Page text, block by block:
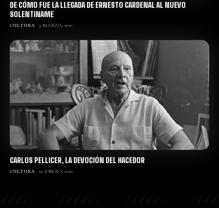
DE CÓMO FUE LA LLEGADA DE ERNESTO CARDENAL AL NUEVO
SOLENTINAME
CULTURA 3 MARZO, 2020
CARLOS PELLICER, LA DEVOCIÓN DEL HACEDOR
CULTURA 20 ENERO, 2020